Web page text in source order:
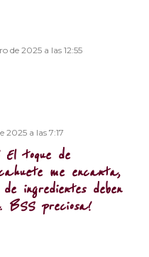
de 2025 a las 12:55
2025 a las 7:17
El toque de
me encanta,
ingredientes deben
BSS preciosa!